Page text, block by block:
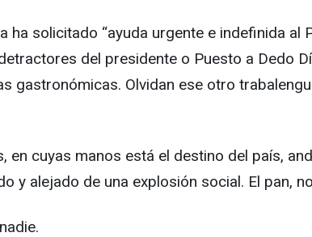
ha solicitado “ayuda urgente e indefinida
del presidente o Puesto a Dedo
gastronómicas. Olvidan ese otro
cuyas manos está el destino del país,
y alejado de una explosión social. El pan,